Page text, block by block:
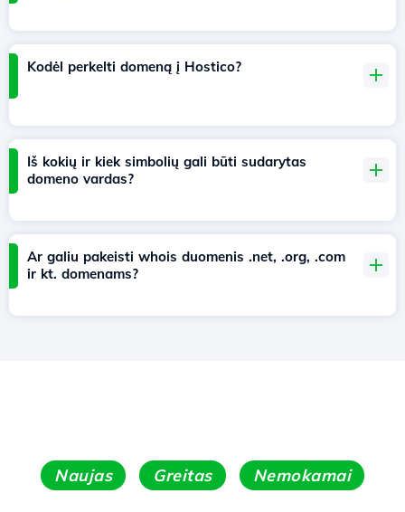
Kodėl perkelti domeną į Hostico?
Iš kokių ir kiek simbolių gali būti sudarytas
domeno vardas?
Ar galiu pakeisti whois duomenis .net, .org, .com
ir kt. domenams?
Naujas Greitas Nemokamai